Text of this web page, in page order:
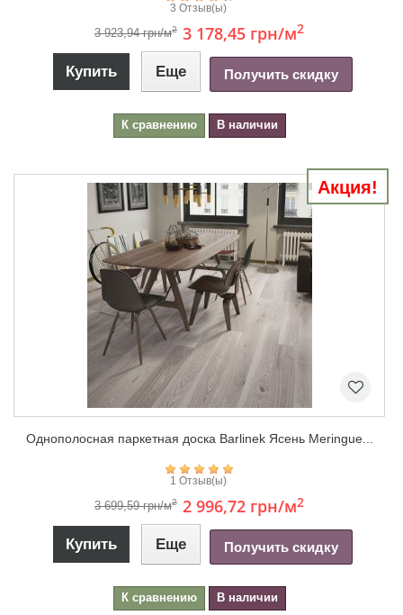
3 Отзыв(ы)
3 923,94 грн/м2 3 178,45 грн/м2
Купить Еще Получить скидку
К сравнению В наличии
Акция!
Однополосная паркетная доска Barlinek Ясень Meringue...
1 Отзыв(ы)
3 699,59 грн/м2 2 996,72 грн/м2
Купить Еще Получить скидку
К сравнению В наличии